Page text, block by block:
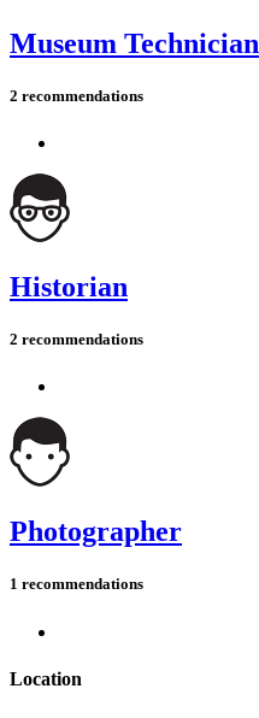
Museum Technician
2 recommendations
Historian
2 recommendations
Photographer
1 recommendations
Location